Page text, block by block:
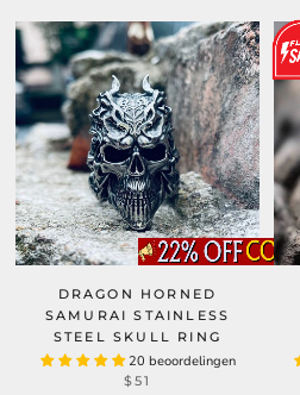
DRAGON HORNED
SAMURAI STAINLESS
STEEL SKULL RING
20 beoordelingen
$51